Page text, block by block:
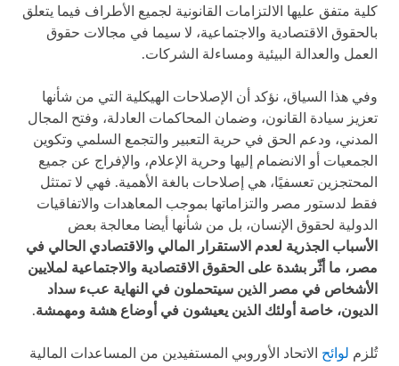
كلية متفق عليها الالتزامات القانونية لجميع الأطراف فيما يتعلق
بالحقوق الاقتصادية والاجتماعية، لا سيما في مجالات حقوق
العمل والعدالة البيئية ومساءلة الشركات.
وفي هذا السياق، نؤكد أن الإصلاحات الهيكلية التي من شأنها
تعزيز سيادة القانون، وضمان المحاكمات العادلة، وفتح المجال
المدني، ودعم الحق في حرية التعبير والتجمع السلمي وتكوين
الجمعيات أو الانضمام إليها وحرية الإعلام، والإفراج عن جميع
المحتجزين تعسفيًا، هي إصلاحات بالغة الأهمية. فهي لا تمتثل
فقط لدستور مصر والتزاماتها بموجب المعاهدات والاتفاقيات
الدولية لحقوق الإنسان، بل من شأنها أيضا معالجة بعض
الأسباب الجذرية لعدم الاستقرار المالي والاقتصادي الحالي في
مصر، ما أثّر بشدة على الحقوق الاقتصادية والاجتماعية لملايين
الأشخاص في مصر الذين سيتحملون في النهاية عبء سداد
الديون، خاصة أولئك الذين يعيشون في أوضاع هشة ومهمشة.
تُلزم لوائح الاتحاد الأوروبي المستفيدين من المساعدات المالية